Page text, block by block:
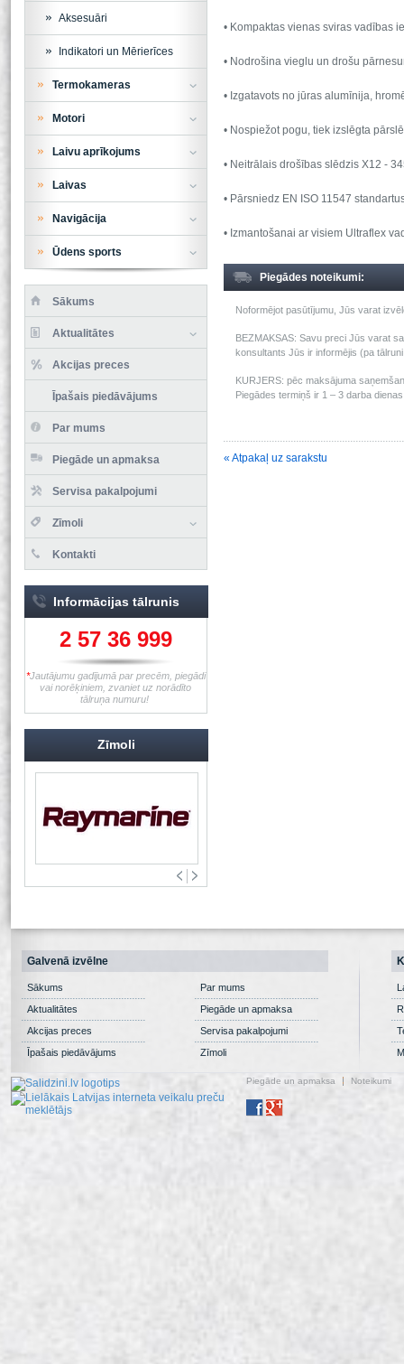
• Kompaktas vienas sviras vadības
• Nodrošina vieglu un drošu
• Izgatavots no jūras alumīnija,
• Nospiežot pogu, tiek izslēgta
• Neitrālais drošības slēdzis X12 -
• Pārsniedz EN ISO 11547
• Izmantošanai ar visiem Ultraflex
Piegādes noteikumi:
Noformējot pasūtījumu, Jūs varat
BEZMAKSAS: Savu preci Jūs varat
konsultants Jūs ir informējis (pa
KURJERS: pēc maksājuma
Piegādes termiņš ir 1 – 3 darba
« Atpakaļ uz sarakstu
Aksesuāri
Indikatori un Mērierīces
Termokameras
Motori
Laivu aprīkojums
Laivas
Navigācija
Ūdens sports
Sākums
Aktualitātes
Akcijas preces
Īpašais piedāvājums
Par mums
Piegāde un apmaksa
Servisa pakalpojumi
Zīmoli
Kontakti
Informācijas tālrunis
2 57 36 999
*Jautājumu gadījumā par precēm, piegādi
vai norēķiniem, zvaniet uz norādīto
tālruņa numuru!
Zīmoli
Galvenā izvēlne
Sākums
Aktualitātes
Akcijas preces
Īpašais piedāvājums
Par mums
Piegāde un apmaksa
Servisa pakalpojumi
Zīmoli
Piegāde un apmaksa Noteikumi